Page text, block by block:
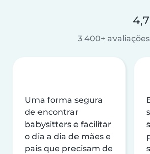
3 400+ avaliações
Uma forma segura
de encontrar
babysitters e facilitar
o dia a dia de mães e
pais que precisam de